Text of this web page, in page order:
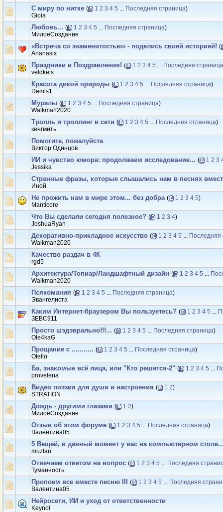
С миру по нитке ( 1 2 3 4 5 ... Последняя страница)
Gioiа
Любовь... ( 1 2 3 4 5 ... Последняя страница)
МилоеСоздание
«Встреча со знаменитостью» - поделись своей историей! (
Ananasix
Праздники и Поздравления! ( 1 2 3 4 5 ... Последняя страница
veldkets
Красота дикой природы ( 1 2 3 4 5 ... Последняя страница)
Demis1
Муралы ( 1 2 3 4 5 ... Последняя страница)
Walkman2020
Тролль и троллинг в сети ( 1 2 3 4 5 ... Последняя страница)
кенгмить
Помогите, пожалуйста
Виктор Одинцов
ИИ и чувство юмора: продолжаем исследование... ( 1 2 3
Jеssikа
Странные фразы, которые слышались нам в песнях
Иной
Не прожить нам в мире этом... без добра ( 1 2 3 4 5)
Manticore
Что Вы сделали сегодня полезное? ( 1 2 3 4)
JoshuaRyan
Декоративно-прикладное искусство ( 1 2 3 4 5 ... Последняя
Walkman2020
Качество раздач в 4К
rgd5
Архитектура/Топиар/Ландшафтный дизайн ( 1 2 3 4 5 ...
Walkman2020
Псякомания ( 1 2 3 4 5 ... Последняя страница)
Эвангелиста
Каким Интернет-браузером Вы пользуетесь? ( 1 2 3 4 5 ...
ЗЕВС911
Просто шэдэврально!!!... ( 1 2 3 4 5 ... Последняя страница)
Ole4kaG
Прощание с ........... ( 1 2 3 4 5 ... Последняя страница)
Otello
Ба, знакомые всё лица, или "Кто решится-2" ( 1 2 3 4 5 ...
provelena
Видео поэзия для души и настроения ( 1 2)
STRATION
Дождь - другими глазами ( 1 2)
МилоеСоздание
Отзыв об этом форуме ( 1 2 3 4 5 ... Последняя страница)
Валентина05
5 Вещей, в данный момент у вас на компьютерном
muzfan
Отвечаем ответом на вопрос ( 1 2 3 4 5 ... Последняя
Туманность
Пропоем все вместе песню III ( 1 2 3 4 5 ... Последняя
Валентина05
Нейросети, ИИ и уход от ответственности
Keynol